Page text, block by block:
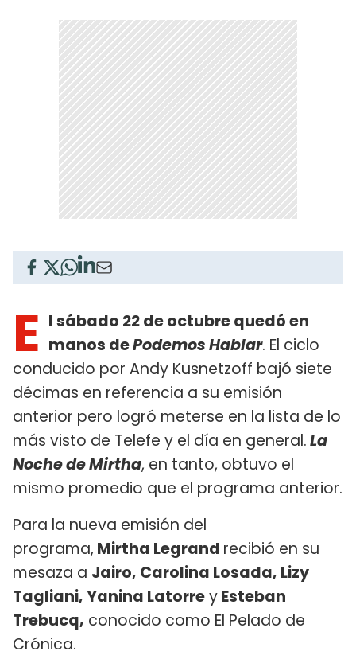
E l sábado 22 de octubre quedó en
manos dePodemos Hablar. El ciclo
conducido por Andy Kusnetzoff bajó siete
décimas en referencia a su emisión
anterior pero logró meterse en la lista de lo
más visto de Telefe y el día en general.La
Noche de Mirtha, en tanto, obtuvo el
mismo promedio que el programa anterior.
Para la nueva emisión del
programa, Mirtha Legrand recibió en su
mesaza a Jairo, Carolina Losada, Lizy
Tagliani, Yanina LatorreyEsteban
Trebucq, conocido como El Pelado de
Crónica.